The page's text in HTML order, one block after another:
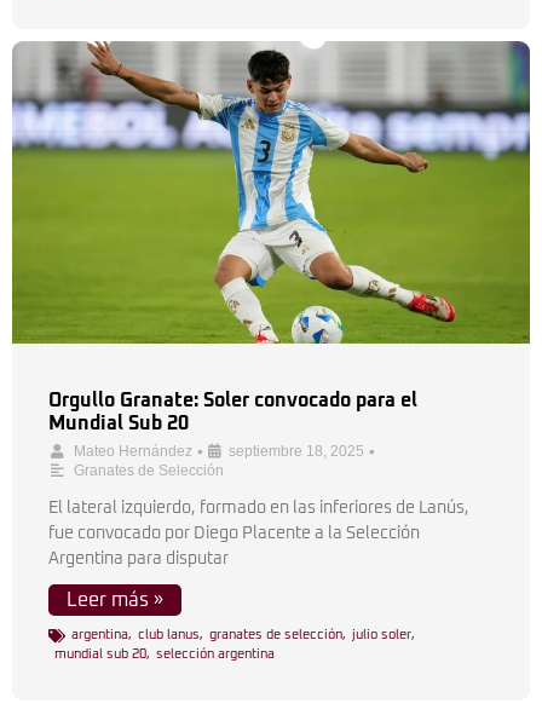
Orgullo Granate: Soler convocado para el
Mundial Sub 20
Mateo Hernández • septiembre 18, 2025 •
Granates de Selección
El lateral izquierdo, formado en las inferiores de Lanús,
fue convocado por Diego Placente a la Selección
Argentina para disputar
Leer más »
argentina, club lanus, granates de selección, julio soler,
mundial sub 20, selección argentina